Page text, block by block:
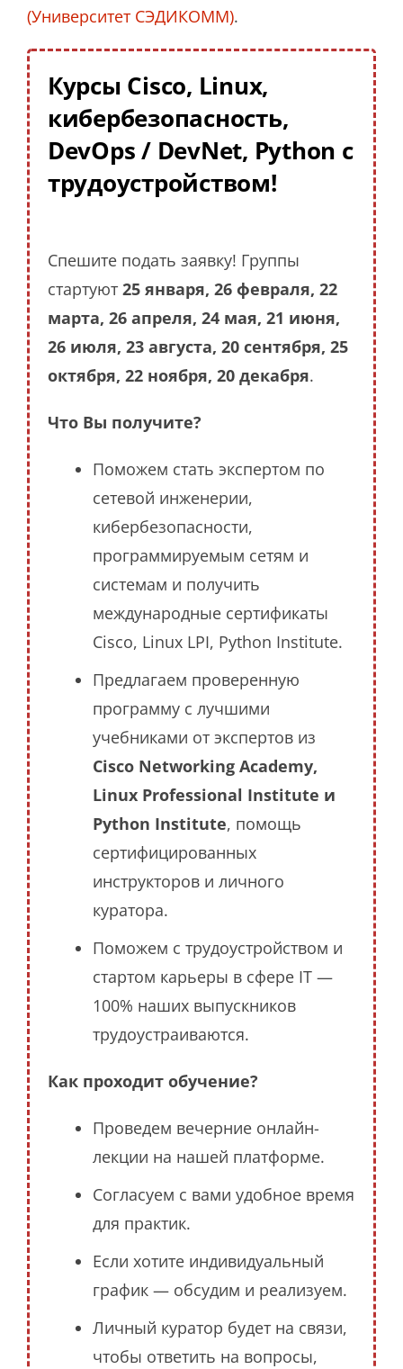
(Университет СЭДИКОММ).
Курсы Cisco, Linux,
кибербезопасность,
DevOps / DevNet, Python с
трудоустройством!
Спешите подать заявку! Группы
стартуют 25 января, 26 февраля, 22
марта, 26 апреля, 24 мая, 21 июня,
26 июля, 23 августа, 20 сентября, 25
октября, 22 ноября, 20 декабря.
Что Вы получите?
Поможем стать экспертом по
сетевой инженерии,
кибербезопасности,
программируемым сетям и
системам и получить
международные сертификаты
Cisco, Linux LPI, Python Institute.
Предлагаем проверенную
программу с лучшими
учебниками от экспертов из
Cisco Networking Academy,
Linux Professional Institute и
Python Institute, помощь
сертифицированных
инструкторов и личного
куратора.
Поможем с трудоустройством и
стартом карьеры в сфере IT —
100% наших выпускников
трудоустраиваются.
Как проходит обучение?
Проведем вечерние онлайн-
лекции на нашей платформе.
Согласуем с вами удобное время
для практик.
Если хотите индивидуальный
график — обсудим и реализуем.
Личный куратор будет на связи,
чтобы ответить на вопросы,